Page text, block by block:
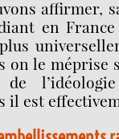
affirmer,
en
on le méprise
de
il est